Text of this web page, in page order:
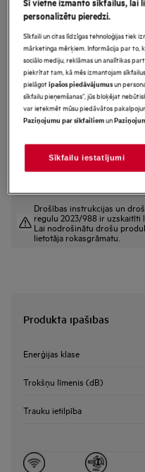
AirDry
mazgājamā
(60cm)
Ražojuma informācijas lapa
Priekšrocības
Izcila tīrīšanas efektivitāte. Gudri
“4in1 FlexHolder” nostiprina
Drošības instrukcijas un
regulu 2023/988 ir uzskaitīti
Lai nodrošinātu drošu
lietotāja rokasgrāmatu.
Produkta īpašības
Enerģijas klase
Trokšņu līmenis (dB)
Trauku ietilpība
personalizētu pieredzi.
Sīkfaili un citas līdzīgas tehnoloģijas tiek
mārketinga mērķiem. Informācija par to,
sociālo mediju, reklāmas un analītikas
piekrītat tam, kā mēs izmantojam
pielāgotīpašos piedāvājumusun
sīkfailu pieņemšanas”, jūs bloķējat
var ietekmēt mūsu piedāvātos
Paziņojumu par sīkfailiemun
Sīkfailu iestatījumi